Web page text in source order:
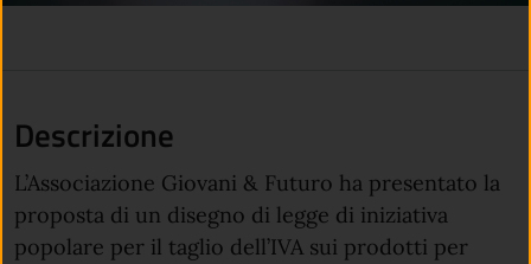
Descrizione
L’Associazione Giovani & Futuro ha presentato la
proposta di un disegno di legge di iniziativa
popolare per il taglio dell’IVA sui prodotti per